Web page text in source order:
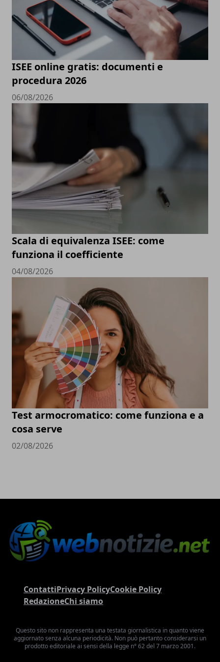
ISEE online gratis: documenti e
procedura 2026
06/08/2026
Scala di equivalenza ISEE: come
funziona il coefficiente
04/08/2026
Test armocromatico: come funziona e a
cosa serve
02/08/2026
ContattiPrivacy PolicyCookie Policy
RedazioneChi siamo
Questo sito non rappresenta una testata giornalistica in quanto viene
aggiornato senza alcuna periodicità. Non può pertanto considerarsi un
prodotto editoriale ai sensi della legge n° 62 del 7 marzo 2001.